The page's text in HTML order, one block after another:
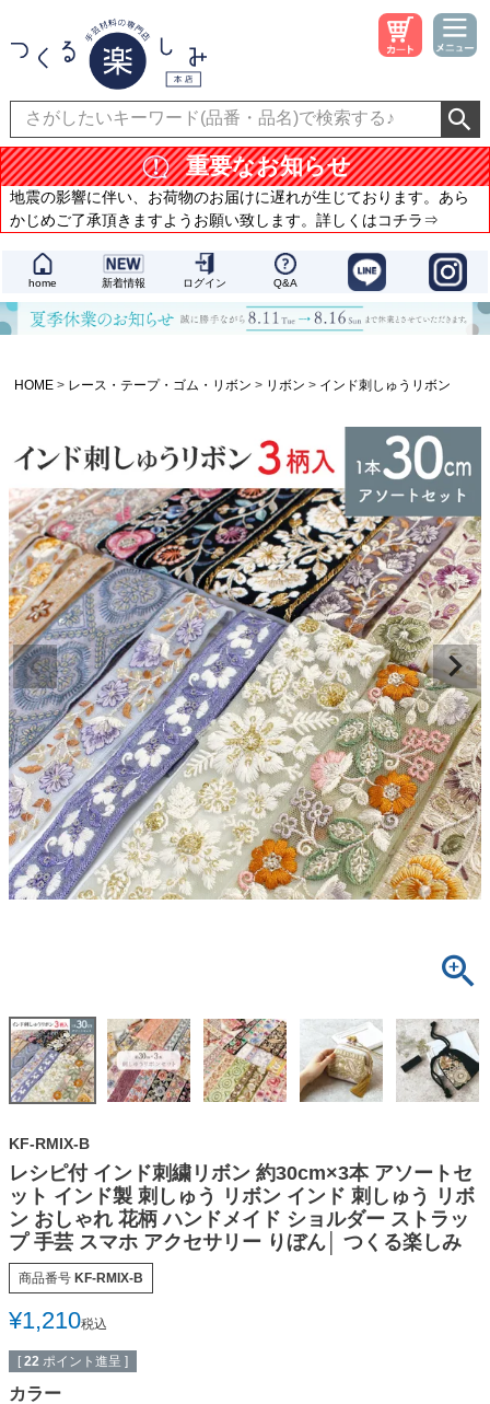
重要なお知らせ
地震の影響に伴い、お荷物のお届けに遅れが生じております。あら
かじめご了承頂きますようお願い致します。詳しくはコチラ⇒
home 新着情報 ログイン Q&A
HOME レース・テープ・ゴム・リボン リボン インド刺しゅうリボン
KF-RMIX-B
レシピ付 インド刺繍リボン 約30cm×3本 アソートセ
ット インド製 刺しゅう リボン インド 刺しゅう リボ
ン おしゃれ 花柄 ハンドメイド ショルダー ストラッ
プ 手芸 スマホ アクセサリー りぼん│ つくる楽しみ
商品番号 KF-RMIX-B
¥1,210税込
[ 22 ポイント進呈 ]
カラー